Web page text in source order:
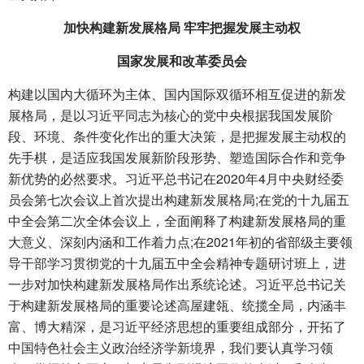
加快构建新发展格局 牢牢把握发展主动权
国家发展和改革委员会
构建以国内大循环为主体、国内国际双循环相互促进的新发
展格局，是以习近平同志为核心的党中央根据我国发展阶
段、环境、条件变化作出的重大决策，是把握发展主动权的
先手棋，是适应我国发展新阶段形势、塑造国际合作和竞争
新优势的必然要求。习近平总书记在2020年4月中央财经委
员会第七次会议上首次提出构建新发展格局;在党的十九届五
中全会第二次全体会议上，全面阐释了构建新发展格局的重
大意义、深刻内涵和工作着力点;在2021年初的省部级主要领
导干部学习贯彻党的十九届五中全会精神专题研讨班上，进
一步对加快构建新发展格局作出系统论述。习近平总书记关
于构建新发展格局的重要论述高屋建瓴、统揽全局，内涵丰
富、博大精深，是习近平经济思想的重要组成部分，开拓了
中国特色社会主义政治经济学新境界，我们要认真学习领